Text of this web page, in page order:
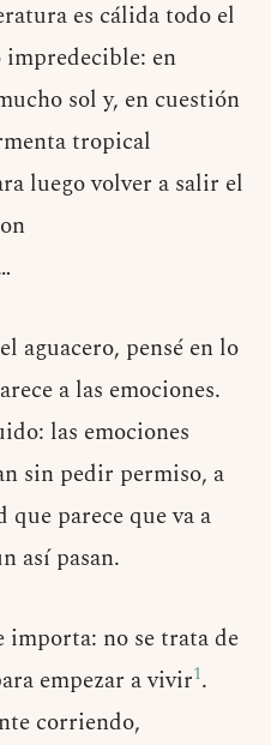
es cálida todo el
impredecible: en
sol y, en cuestión
tropical
luego volver a salir el
aguacero, pensé en lo
a las emociones.
las emociones
sin pedir permiso, a
que parece que va a
así pasan.
importa: no se trata de
empezar a vivir1.
corriendo,